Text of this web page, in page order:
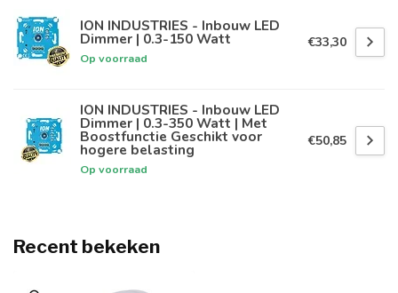
ION INDUSTRIES - Inbouw LED
Dimmer | 0.3-150 Watt
Op voorraad
€33,30
ION INDUSTRIES - Inbouw LED
Dimmer | 0.3-350 Watt | Met
Boostfunctie Geschikt voor
hogere belasting
Op voorraad
€50,85
Recent bekeken